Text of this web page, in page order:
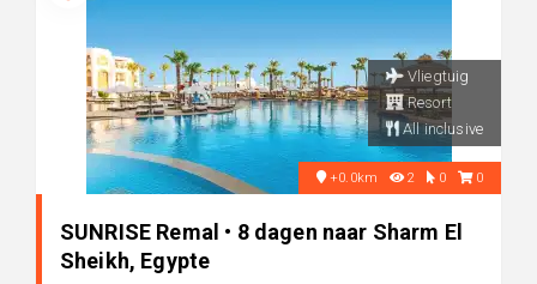
Vliegtuig
Resort
All inclusive
+0.0km 2 0 0
SUNRISE Remal • 8 dagen naar Sharm El
Sheikh, Egypte